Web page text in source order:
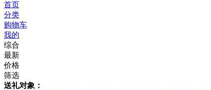
首页
分类
购物车
我的
综合
最新
价格
筛选
送礼对象：